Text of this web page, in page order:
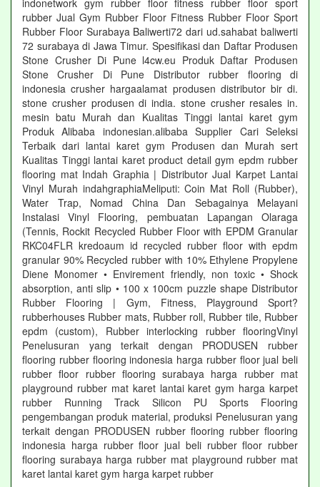
indonetwork gym rubber floor fitness rubber floor sport
rubber Jual Gym Rubber Floor Fitness Rubber Floor Sport
Rubber Floor Surabaya Baliwerti72 dari ud.sahabat baliwerti
72 surabaya di Jawa Timur. Spesifikasi dan Daftar Produsen
Stone Crusher Di Pune l4cw.eu Produk Daftar Produsen
Stone Crusher Di Pune Distributor rubber flooring di
indonesia crusher hargaalamat produsen distributor bir di.
stone crusher produsen di india. stone crusher resales in.
mesin batu Murah dan Kualitas Tinggi lantai karet gym
Produk Alibaba indonesian.alibaba Supplier Cari Seleksi
Terbaik dari lantai karet gym Produsen dan Murah sert
Kualitas Tinggi lantai karet product detail gym epdm rubber
flooring mat Indah Graphia | Distributor Jual Karpet Lantai
Vinyl Murah indahgraphiaMeliputi: Coin Mat Roll (Rubber),
Water Trap, Nomad China Dan Sebagainya Melayani
Instalasi Vinyl Flooring, pembuatan Lapangan Olaraga
(Tennis, Rockit Recycled Rubber Floor with EPDM Granular
RKC04FLR kredoaum id recycled rubber floor with epdm
granular 90% Recycled rubber with 10% Ethylene Propylene
Diene Monomer • Envirement friendly, non toxic • Shock
absorption, anti slip • 100 x 100cm puzzle shape Distributor
Rubber Flooring | Gym, Fitness, Playground Sport?
rubberhouses Rubber mats, Rubber roll, Rubber tile, Rubber
epdm (custom), Rubber interlocking rubber flooringVinyl
Penelusuran yang terkait dengan PRODUSEN rubber
flooring rubber flooring indonesia harga rubber floor jual beli
rubber floor rubber flooring surabaya harga rubber mat
playground rubber mat karet lantai karet gym harga karpet
rubber Running Track Silicon PU Sports Flooring
pengembangan produk material, produksi Penelusuran yang
terkait dengan PRODUSEN rubber flooring rubber flooring
indonesia harga rubber floor jual beli rubber floor rubber
flooring surabaya harga rubber mat playground rubber mat
karet lantai karet gym harga karpet rubber